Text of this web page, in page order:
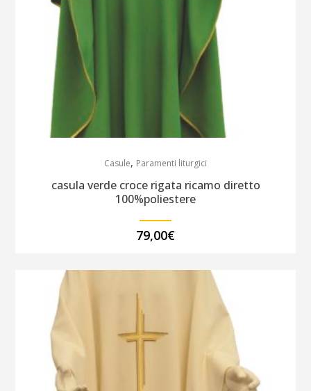
Casule, Paramenti liturgici
casula verde croce rigata ricamo diretto
100%poliestere
79,00€